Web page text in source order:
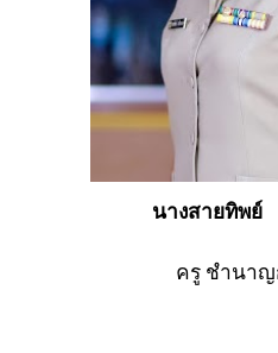
นางสายทิพย์
ครู ชำนาญ